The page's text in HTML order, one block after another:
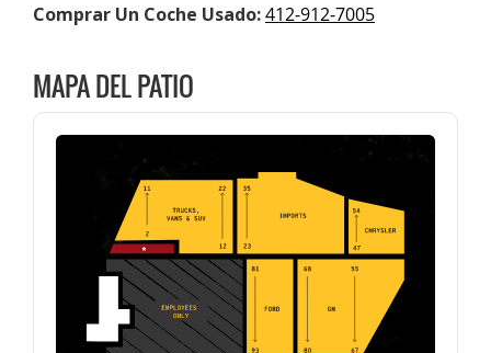
Comprar Un Coche Usado:412-912-7005
MAPA DEL PATIO